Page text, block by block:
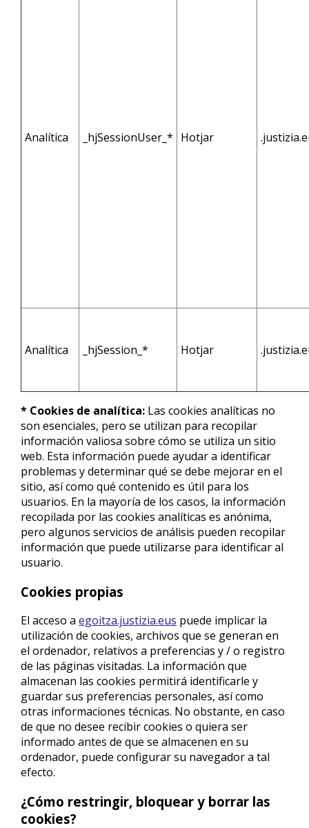
Analítica _hjSessionUser_* Hotjar
Analítica _hjSession_* Hotjar
* Cookies de analítica: Las cookies analíticas no
son esenciales, pero se utilizan para recopilar
información valiosa sobre cómo se utiliza un sitio
web. Esta información puede ayudar a identificar
problemas y determinar qué se debe mejorar en el
sitio, así como qué contenido es útil para los
usuarios. En la mayoría de los casos, la información
recopilada por las cookies analíticas es anónima,
pero algunos servicios de análisis pueden recopilar
información que puede utilizarse para identificar al
usuario.
Cookies propias
El acceso a egoitza.justizia.eus puede implicar la
utilización de cookies, archivos que se generan en
el ordenador, relativos a preferencias y / o registro
de las páginas visitadas. La información que
almacenan las cookies permitirá identificarle y
guardar sus preferencias personales, así como
otras informaciones técnicas. No obstante, en caso
de que no desee recibir cookies o quiera ser
informado antes de que se almacenen en su
ordenador, puede configurar su navegador a tal
efecto.
¿Cómo restringir, bloquear y borrar las
cookies?